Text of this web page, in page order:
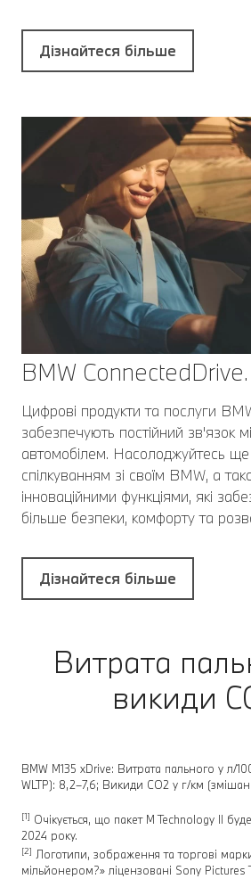
Дізнайтеся більше
BMW ConnectedDrive.
Цифрові продукти та послуги
забезпечують постійний зв'язок
автомобілем. Насолоджуйтесь ще
спілкуванням зі своїм BMW, а
інноваційними функціями, які
більше безпеки, комфорту та
Дізнайтеся більше
Витрата
викиди
BMW M135 xDrive: Витрата пального у л/
WLTP): 8,2–7,6; Викиди CO2 у г/км
[1] Очікується, що пакет M Technology II
2024 року.
[2] Логотипи, зображення та торгові
мільйонером?» ліцензовані Sony Pictures